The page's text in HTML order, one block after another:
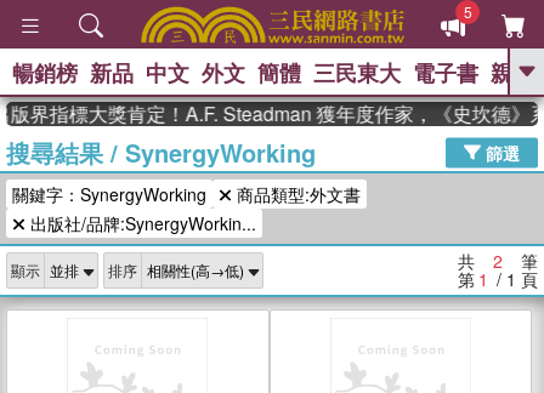
5
GO
熱搜： 東野圭吾 高希均教授回憶錄
、 The Odyssey 、 父親節 、 如果歷
史是一群喵 、 暑期推薦
獎 臺灣漫遊錄
登輝時代 、 數學女孩：黎曼猜想 、
偉大的迷走神經
暢銷榜 新品 中文 外文 簡體 三民東大 電子書 親子
界指標大獎肯定！A.F. Steadman 獲年度作家，《史坎德》
搜尋結果/ SynergyWorking
篩選
關鍵字：SynergyWorking
商品類型:外文書
出版社/品牌:SynergyWorkin...
顯示 排序 共 2 筆
第 1 / 1 頁